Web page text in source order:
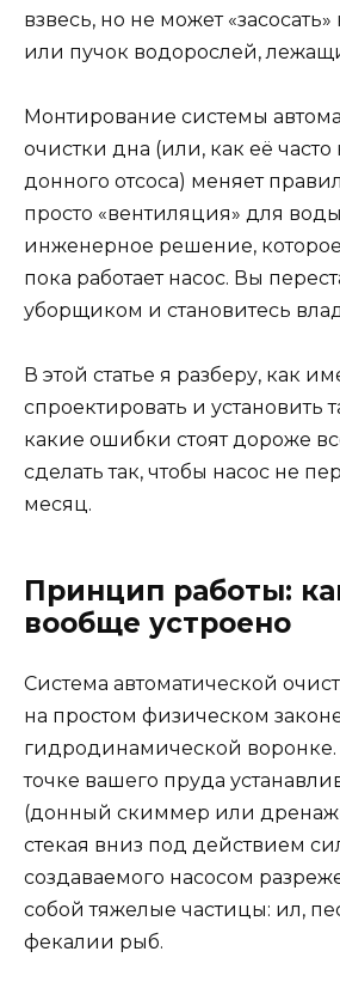
взвесь, но не может
или пучок водорослей,
Монтирование системы
очистки дна (или, как её часто
донного отсоса) меняет
просто «вентиляция» для
инженерное решение, которое
пока работает насос. Вы
уборщиком и становитесь
В этой статье я разберу, как
спроектировать и установить
какие ошибки стоят дороже
сделать так, чтобы насос не
месяц.
Принцип работы:
вообще устроено
Система автоматической
на простом физическом
гидродинамической
точке вашего пруда
(донный скиммер или
стекая вниз под действием
создаваемого насосом
собой тяжелые частицы: ил,
фекалии рыб.